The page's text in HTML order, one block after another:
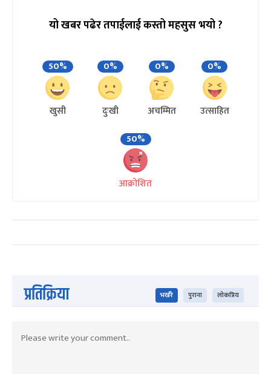
यो खबर पढेर तपाईलाई कस्तो महसुस भयो ?
50%
खुसी
0%
दुःखी
0%
अचम्मित
0%
उत्साहित
50%
आक्रोशित
प्रतिक्रिया भर्खरै पुराना लोकप्रिय